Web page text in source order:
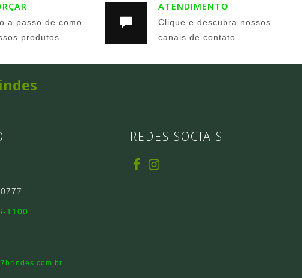
a passo de como
produtos
ATENDIMENTO
Clique e descubra nossos
canais de contato
1100
REDES SOCIAIS